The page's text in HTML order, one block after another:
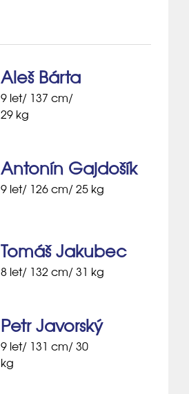
Aleš Bárta
9 let/ 137 cm/
29 kg
Antonín Gajdošík
9 let/ 126 cm/ 25 kg
Tomáš Jakubec
8 let/ 132 cm/ 31 kg
Petr Javorský
9 let/ 131 cm/ 30
kg